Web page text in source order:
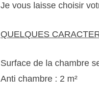
Je vous laisse choisir
QUELQUES
Surface de la chambre
Anti chambre : 2 m²